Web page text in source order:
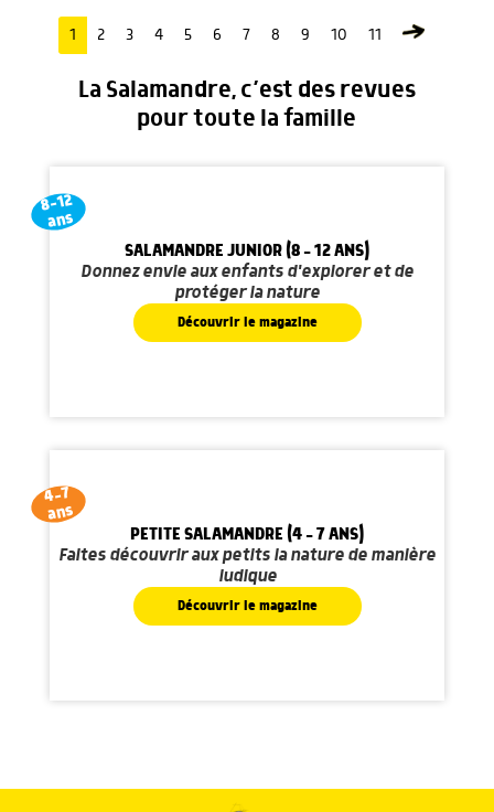
1 2 3 4 5 6 7 8 9 10 11
La Salamandre, c’est des revues
pour toute la famille
8-12
ans
SALAMANDRE JUNIOR (8 - 12 ANS)
Donnez envie aux enfants d'explorer et de
protéger la nature
Découvrir le magazine
4-7
ans
PETITE SALAMANDRE (4 - 7 ANS)
Faites découvrir aux petits la nature de manière
ludique
Découvrir le magazine